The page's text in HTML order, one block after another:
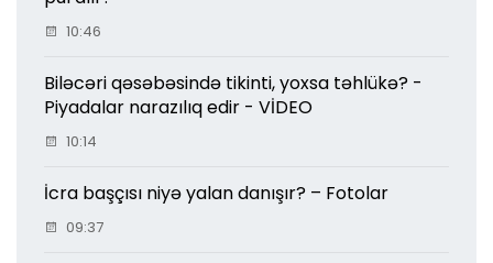
10:46
Biləcəri qəsəbəsində tikinti, yoxsa təhlükə? -
Piyadalar narazılıq edir - VİDEO
10:14
İcra başçısı niyə yalan danışır? – Fotolar
09:37